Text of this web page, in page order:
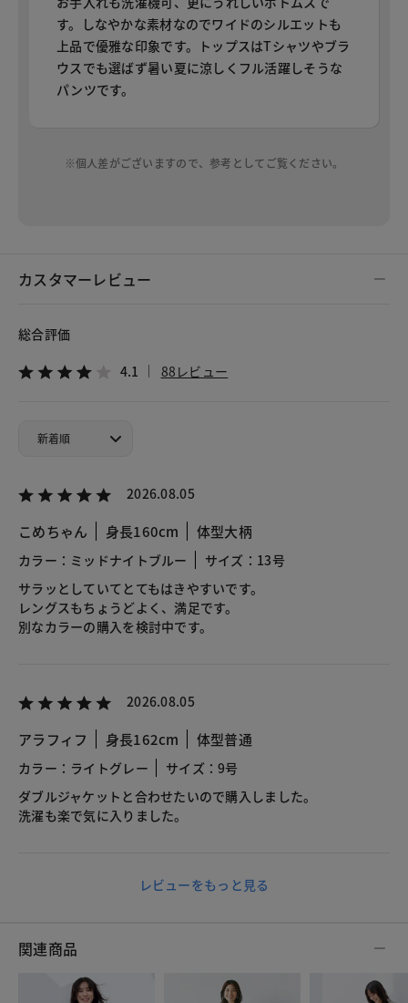
す。しなやかな素材なのでワイドのシルエットも
上品で優雅な印象です。トップスはTシャツやブラ
ウスでも選ばず暑い夏に涼しくフル活躍しそうな
パンツです。
※個人差がございますので、参考としてご覧ください。
カスタマーレビュー
総合評価
4.1 88レビュー
2026.08.05
こめちゃん 身長160cm 体型大柄
カラー：ミッドナイトブルー
サイズ：13号
サラッとしていてとてもはきやすいです。
レングスもちょうどよく、満足です。
別なカラーの購入を検討中です。
2026.08.05
アラフィフ 身長162cm 体型普通
カラー：ライトグレー
サイズ：9号
ダブルジャケットと合わせたいので購入しました。
洗濯も楽で気に入りました。
レビューをもっと見る
関連商品